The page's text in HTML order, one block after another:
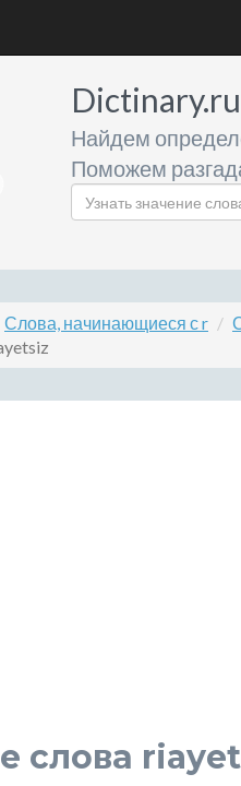
Dictinary.ru
Найдем
Поможем
Слова, начинающиеся с r
слова